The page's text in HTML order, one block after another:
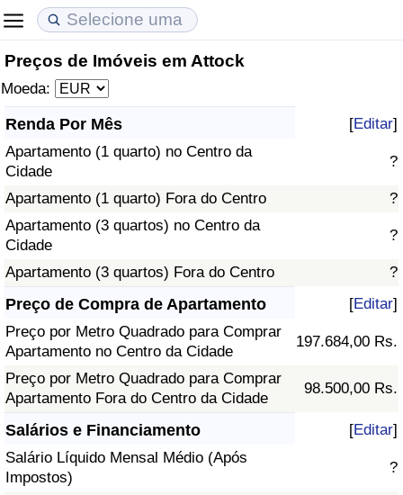
Preços de Imóveis em Attock
Moeda:
Renda Por Mês [Editar]
Apartamento (1 quarto) no Centro da
Cidade
?
Apartamento (1 quarto) Fora do Centro
?
Apartamento (3 quartos) no Centro da
Cidade
?
Apartamento (3 quartos) Fora do Centro ?
Preço de Compra de Apartamento [Editar]
Preço por Metro Quadrado para Comprar
Apartamento no Centro da Cidade
197.684,00 Rs.
Preço por Metro Quadrado para Comprar
Apartamento Fora do Centro da Cidade
98.500,00 Rs.
Salários e Financiamento [Editar]
Salário Líquido Mensal Médio (Após
Impostos)
?
Custo de Vida
Indicador de Custo de Vida (Atual)
Indicador de Custo de Vida
Indicador de Custo de Vida Por País
em Aqaba
Preços de Imóveis
Indicador de Preços de Imóveis (Atual)
Indicador de Preços de Imóveis
Indicador de Preços de Imóveis por País
Qualidade de Vida
Indicador de Qualidade de Vida
Indicador de Qualidade de Vida (Atual)
Índice de qualidade de vida por país
Crime
Taxa do Indicador de Crime (Atual)
Indicador de Crime
Índice de criminalidade por país
Saúde
Indicador de Saúde (Atual)